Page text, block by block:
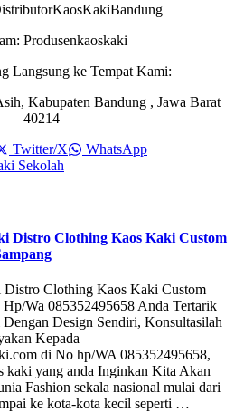
Produsenkaoskaki
Langsung ke Tempat Kami:
Kabupaten Bandung , Jawa Barat
40214
Twitter/X
WhatsApp
Sekolah
Distro Clothing Kaos Kaki Custom
Distro Clothing Kaos Kaki Custom
Wa 085352495658 Anda Tertarik
Design Sendiri, Konsultasilah
Kepada
di No hp/WA 085352495658,
kaki yang anda Inginkan Kita Akan
Fashion sekala nasional mulai dari
ke kota-kota kecil seperti …